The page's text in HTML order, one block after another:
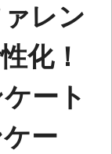
レン
化！
ート
ー